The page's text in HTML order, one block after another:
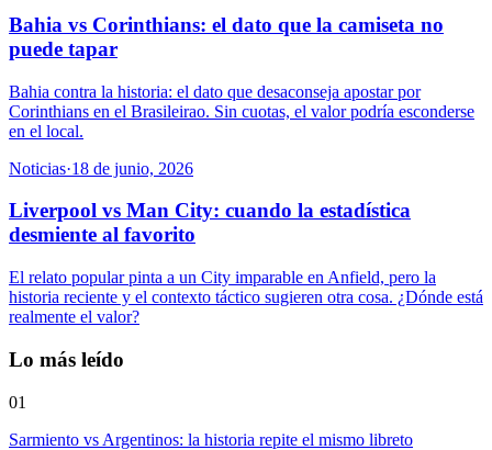
Bahia vs Corinthians: el dato que la camiseta no
puede tapar
Bahia contra la historia: el dato que desaconseja apostar por
Corinthians en el Brasileirao. Sin cuotas, el valor podría esconderse
en el local.
Noticias·18 de junio, 2026
Liverpool vs Man City: cuando la estadística
desmiente al favorito
El relato popular pinta a un City imparable en Anfield, pero la
historia reciente y el contexto táctico sugieren otra cosa. ¿Dónde está
realmente el valor?
Lo más leído
01
Sarmiento vs Argentinos: la historia repite el mismo libreto